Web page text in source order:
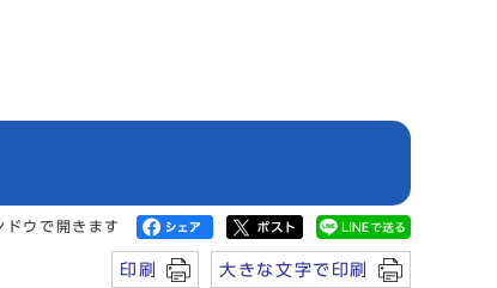
ドウで開きます
印刷 大きな文字で印刷